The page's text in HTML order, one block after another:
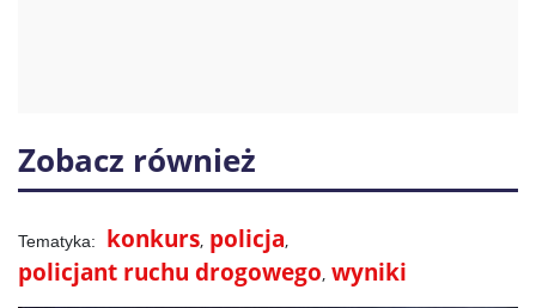
Zobacz również
konkurs policja
policjant ruchu drogowego wyniki